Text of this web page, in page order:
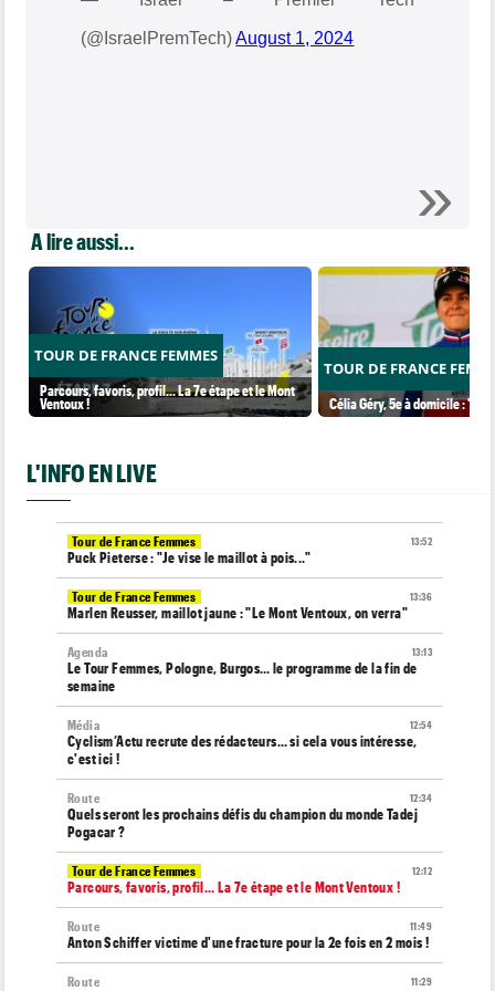
(@IsraelPremTech)August 1, 2024
A lire aussi...
TOUR DE FRANCE FEMMES
Parcours, favoris, profil… La 7e étape et le Mont
Ventoux !
TOUR DE FRANCE
Célia Géry, 5e à domicile :
L'INFO EN LIVE
13:52
Tour de France Femmes
Puck Pieterse : "Je vise le maillot à pois..."
13:36
Tour de France Femmes
Marlen Reusser, maillot jaune : "Le Mont Ventoux, on verra"
13:13
Agenda
Le Tour Femmes, Pologne, Burgos… le programme de la fin de
semaine
12:54
Média
Cyclism’Actu recrute des rédacteurs… si cela vous intéresse,
c'est ici !
12:34
Route
Quels seront les prochains défis du champion du monde Tadej
Pogacar ?
12:12
Tour de France Femmes
Parcours, favoris, profil… La 7e étape et le Mont Ventoux !
11:49
Route
Anton Schiffer victime d'une fracture pour la 2e fois en 2 mois !
11:29
Route